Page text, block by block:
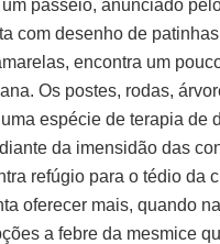
passeio, anunciado
com desenho de
encontra um
Os postes, rodas,
espécie de terapia de
da imensidão das
refúgio para o tédio da
oferecer mais, quando
a febre da mesmice